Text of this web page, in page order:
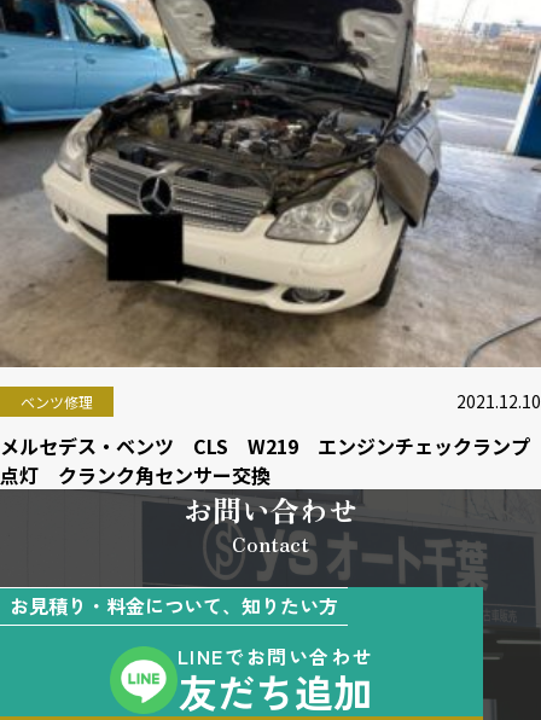
ベンツ修理 2021.12.10
メルセデス・ベンツ CLS W219 エンジンチェックランプ
点灯 クランク角センサー交換
お問い合わせ
Contact
お見積り・料金について、知りたい方
LINEでお問い合わせ
友だち追加